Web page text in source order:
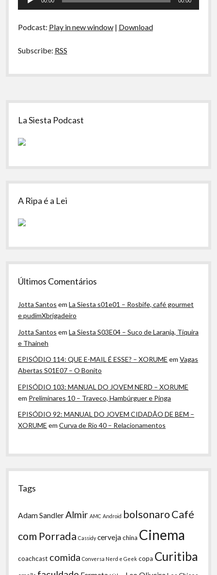
–
Podcast: Play in new window| Download
Subscribe: RSS
Sidebar
La Siesta Podcast
A Ripa é a Lei
Últimos Comentários
Jotta Santos emLa Siesta s01e01 – Rosbife, café gourmet
e pudimXbrigadeiro
Jotta Santos emLa Siesta S03E04 – Suco de Laranja, Tiquira
e Thaineh
EPISÓDIO 114: QUE E-MAIL É ESSE? – XORUME emVagas
Abertas S01E07 – O Bonito
EPISÓDIO 103: MANUAL DO JOVEM NERD – XORUME
em Preliminares 10 – Traveco, Hambúrguer e Pinga
EPISÓDIO 92: MANUAL DO JOVEM CIDADÃO DE BEM –
XORUME emCurva de Rio 40 – Relacionamentos
Tags
Adam Sandler Almir AMC Android bolsonaroCafé
com Porrada Cassidy cervejachina Cinema
coachcast comida Conversa Nerd e Geek copa Curitiba